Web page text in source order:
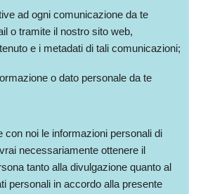
ad ogni comunicazione da te
o tramite il nostro sito web,
e i metadati di tali comunicazioni;
o dato personale da te
con noi le informazioni personali di
necessariamente ottenere il
tanto alla divulgazione quanto al
personali in accordo alla presente